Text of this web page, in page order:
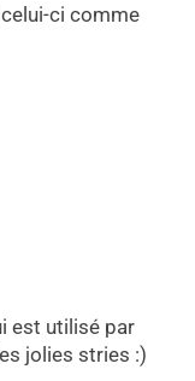
ci comme
est utilisé par
jolies stries :)